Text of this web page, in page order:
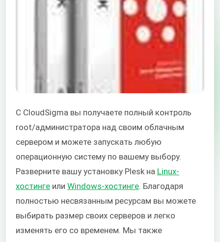
С CloudSigma вы получаете полный контроль
root/администратора над своим облачным
сервером и можете запускать любую
операционную систему по вашему выбору.
Разверните вашу установку Plesk на Linux-
хостинге или Windows-хостинге . Благодаря
полностью несвязанным ресурсам вы можете
выбирать размер своих серверов и легко
изменять его со временем. Мы также